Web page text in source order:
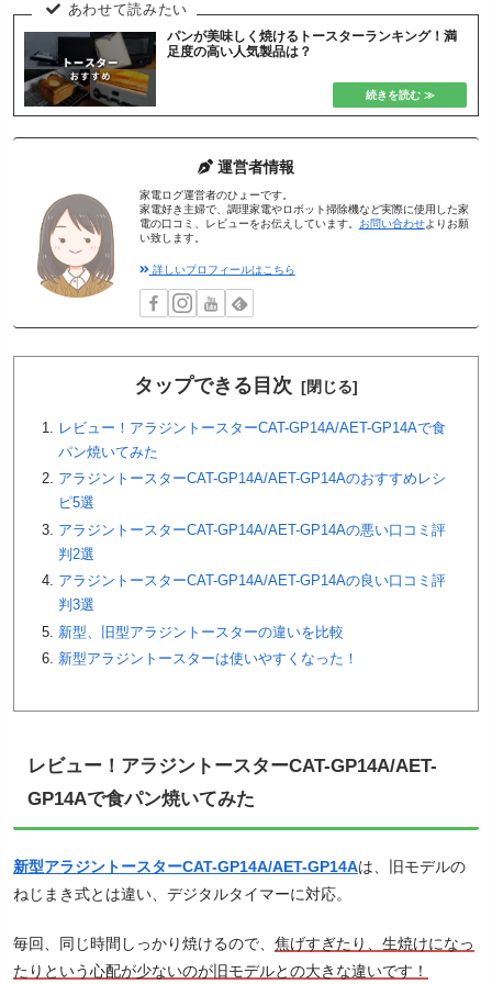
パンが美味しく焼けるトースターランキング！満
足度の高い人気製品は？
運営者情報
家電ログ運営者のひょーです。
家電好き主婦で、調理家電やロボット掃除機など実際に使用した家
電の口コミ、レビューをお伝えしています。
お問い合わせよりお願
い致します。
詳しいプロフィールはこちら
タップできる目次
レビュー！アラジントースターCAT-GP14A/AET-GP14Aで食
パン焼いてみた
アラジントースターCAT-GP14A/AET-GP14Aのおすすめレシ
ピ5選
アラジントースターCAT-GP14A/AET-GP14Aの悪い口コミ評
判2選
アラジントースターCAT-GP14A/AET-GP14Aの良い口コミ評
判3選
新型、旧型アラジントースターの違いを比較
新型アラジントースターは使いやすくなった！
レビュー！アラジントースターCAT-GP14A/AET-
GP14Aで食パン焼いてみた
新型アラジントースターCAT-GP14A/AET-GP14Aは、旧モデルの
ねじまき式とは違い、デジタルタイマーに対応。
毎回、同じ時間しっかり焼けるので、 焦げすぎたり、生焼けになっ
たりという心配が少ないのが旧モデルとの大きな違いです！